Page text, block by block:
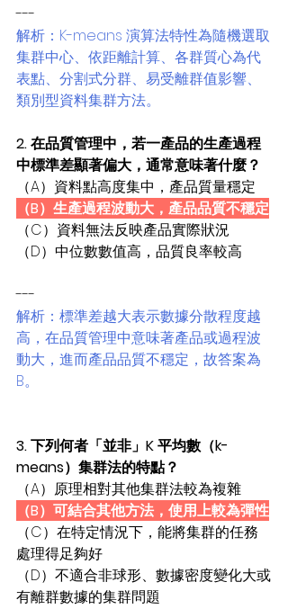
---
解析：K-means 演算法特性為隨機選取
集群中心、依距離計算、各群質心為代
表點、分割式分群、易受離群值影響、
類別型資料集群方法。
2. 在品質管理中，若一產品的生產過程
中標準差顯著偏大，通常意味著什麼？
（A）資料點高度集中，產品質量穩定
（B）生產過程波動大，產品品質不穩定
（C）資料無法反映產品實際狀況
（D）中位數數值高，品質良率較高
---
解析：標準差越大表示數據分散程度越
高，在品質管理中意味著產品或過程波
動大，進而產品品質不穩定，故答案為
B。
3. 下列何者「並非」K 平均數（k-
means）集群法的特點？
（A）原理相對其他集群法較為複雜
（B）可結合其他方法，使用上較為彈性
（C）在特定情況下，能將集群的任務
處理得足夠好
（D）不適合非球形、數據密度變化大或
有離群數據的集群問題